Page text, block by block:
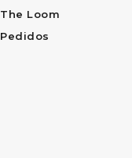
The Loom
Pedidos